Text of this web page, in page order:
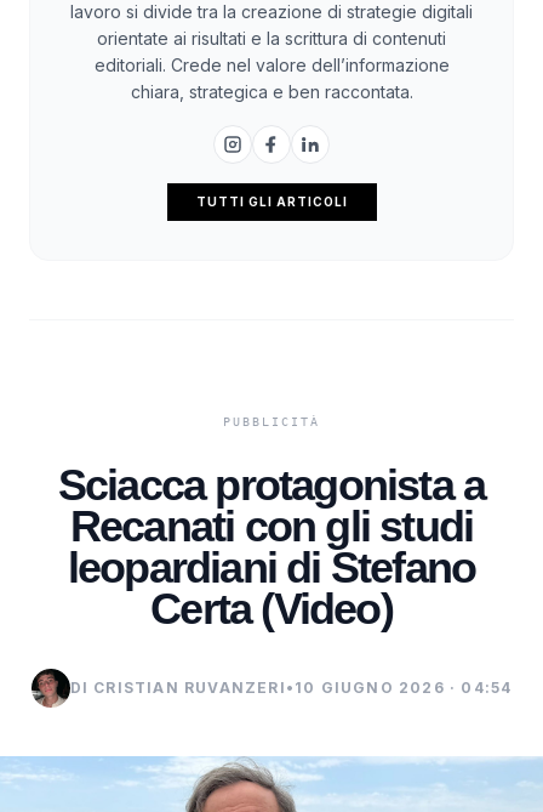
lavoro si divide tra la creazione di strategie digitali
orientate ai risultati e la scrittura di contenuti
editoriali. Crede nel valore dell’informazione
chiara, strategica e ben raccontata.
TUTTI GLI ARTICOLI
Sciacca protagonista a
Recanati con gli studi
leopardiani di Stefano
Certa (Video)
DI CRISTIAN RUVANZERI • 10 GIUGNO 2026 · 04:54